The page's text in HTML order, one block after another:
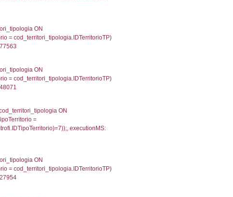
0.0082759857177734
'%d/%m/%Y') as
%m/%Y') as DataUltimoPIR FROM d3_ispezioni
INNER JOIN el_nazioni ON
f_confini.Denominazione FROM f_confini INNER
ON el_province.IstRegione =
0.00049090385437012
'; ') AS DescAltro,
and
= 4133 ) AND